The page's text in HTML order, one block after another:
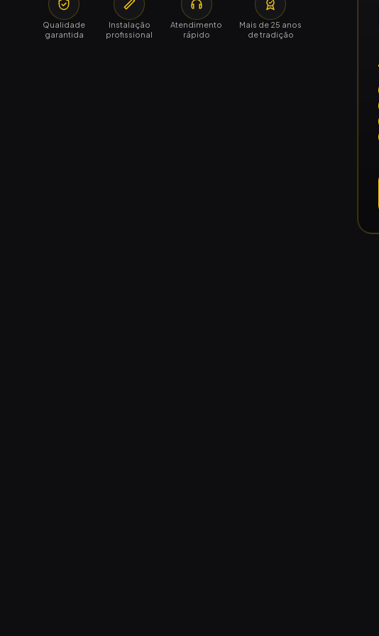
Qualidade
garantida
Instalação
profissional
Atendimento
rápido
Mais de 25 anos
de tradição